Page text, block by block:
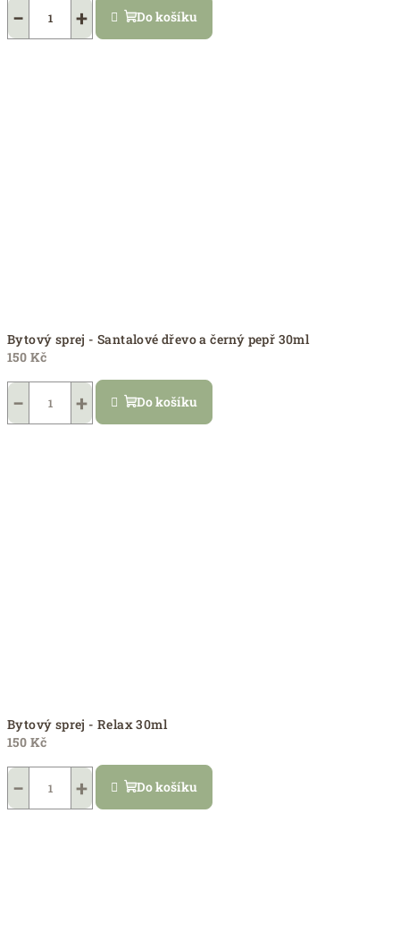
+
− Do košíku
Bytový sprej - Santalové dřevo a černý pepř 30ml
150 Kč
+
− Do košíku
Bytový sprej - Relax 30ml
150 Kč
+
− Do košíku